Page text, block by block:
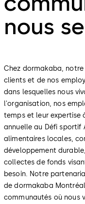
nous
Chez dormakaba,
clients et de nos
dans lesquelles nous
l'organisation, nos
temps et leur expertise
annuelle au Défi sportif
alimentaires locales,
développement
collectes de fonds
besoin. Notre
de dormakaba
communautés où nous